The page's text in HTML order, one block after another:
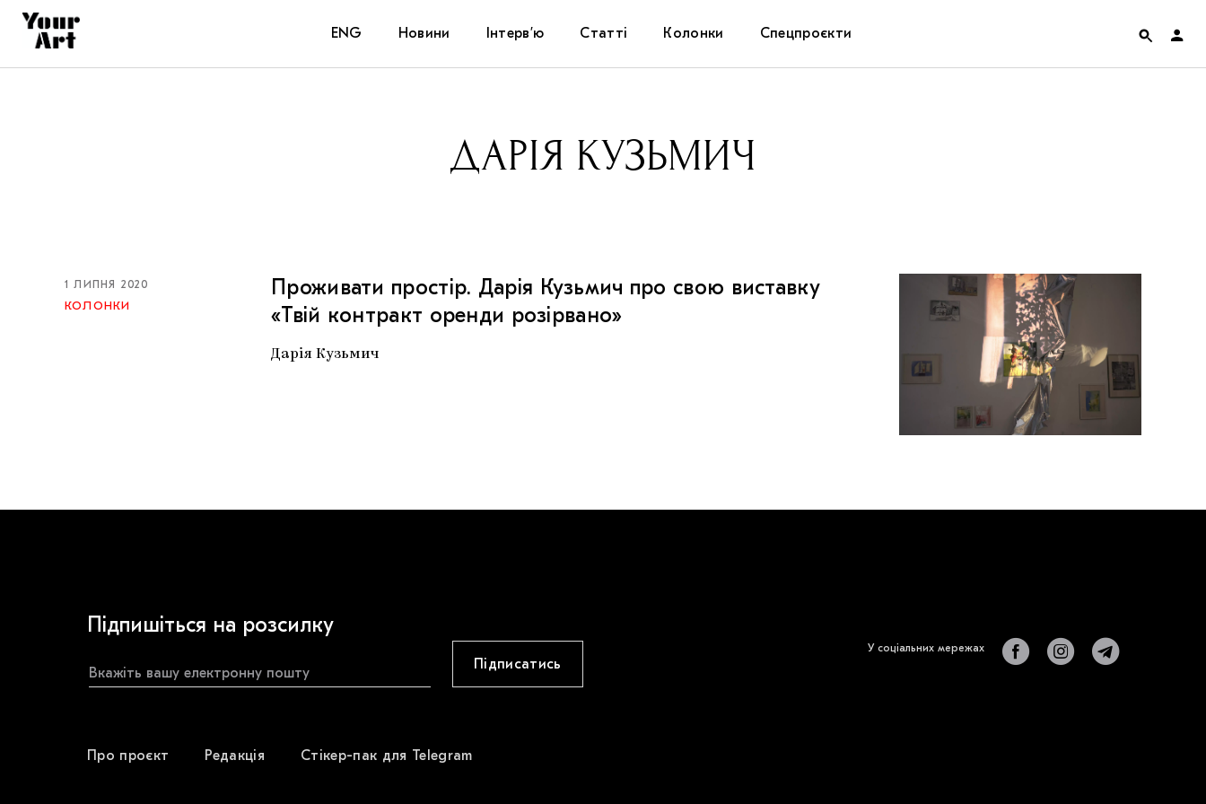
ENG Новини Інтерв’ю Статті Колонки Спецпроєкти
Carpathian Cult про різдвяні свята
ДАРІЯ КУЗЬМИЧ
1 ЛИПНЯ 2020
КОЛОНКИ
Проживати простір. Дарія Кузьмич про свою виставку
«Твій контракт оренди розірвано»
Дарія Кузьмич
Підпишіться на розсилку
Підписатись
Про проєкт Редакція Стікер-пак для Telegram
У соціальних мережах